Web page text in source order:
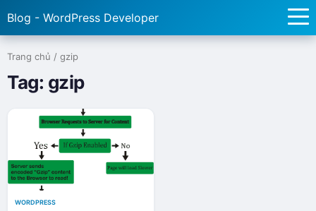
Blog - WordPress Developer
Trang chủ / gzip
Tag: gzip
WORDPRESS